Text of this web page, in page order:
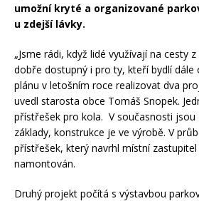
umožní kryté a organizované
u zdejší lávky.
„Jsme rádi, když lidé využívají na cesty
dobře dostupný i pro ty, kteří bydlí dále
plánu v letošním roce realizovat dva
uvedl starosta obce Tomáš Snopek.
přístřešek pro kola. V současnosti jsou
základy, konstrukce je ve výrobě. V
přístřešek, který navrhl místní zastupitel
namontován.
Druhý projekt počítá s výstavbou